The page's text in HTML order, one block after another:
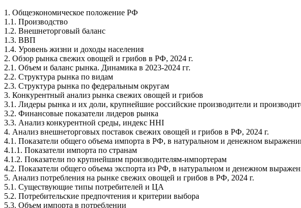
1. Общеэкономическое положение РФ
1.1. Производство
1.2. Внешнеторговый баланс
1.3. ВВП
1.4. Уровень жизни и доходы населения
2. Обзор рынка свежих овощей и грибов в РФ, 2024 г.
2.1. Объем и баланс рынка. Динамика в 2023-2024 гг.
2.2. Структура рынка по видам
2.3. Структура рынка по федеральным округам
3. Конкурентный анализ рынка свежих овощей и грибов
3.1. Лидеры рынка и их доли, крупнейшие российские производители и
3.2. Финансовые показатели лидеров рынка
3.3. Анализ конкурентной среды, индекс HHI
4. Анализ внешнеторговых поставок свежих овощей и грибов в РФ, 2024 г.
4.1. Показатели общего объема импорта в РФ, в натуральном и денежном
4.1.1. Показатели импорта по странам
4.1.2. Показатели по крупнейшим производителям-импортерам
4.2. Показатели общего объема экспорта из РФ, в натуральном и денежном
5. Анализ потребления на рынке свежих овощей и грибов в РФ, 2024 г.
5.1. Существующие типы потребителей и ЦА
5.2. Потребительские предпочтения и критерии выбора
5.3. Объем импорта в потреблении